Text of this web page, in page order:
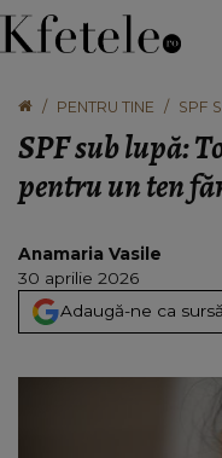
PENTRU TINE
SPF
SPF sub lupă:
pentru un ten
Anamaria Vasile
30 aprilie 2026
Adaugă-ne ca